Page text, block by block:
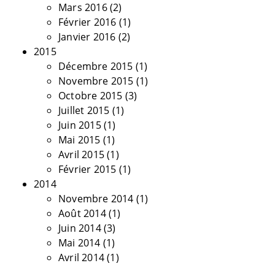
Mars 2016(2)
Février 2016 (1)
Janvier 2016 (2)
2015
Décembre 2015 (1)
Novembre 2015 (1)
Octobre 2015 (3)
Juillet 2015 (1)
Juin 2015(1)
Mai 2015 (1)
Avril 2015(1)
Février 2015 (1)
2014
Novembre 2014 (1)
Août 2014(1)
Juin 2014(3)
Mai 2014 (1)
Avril 2014(1)